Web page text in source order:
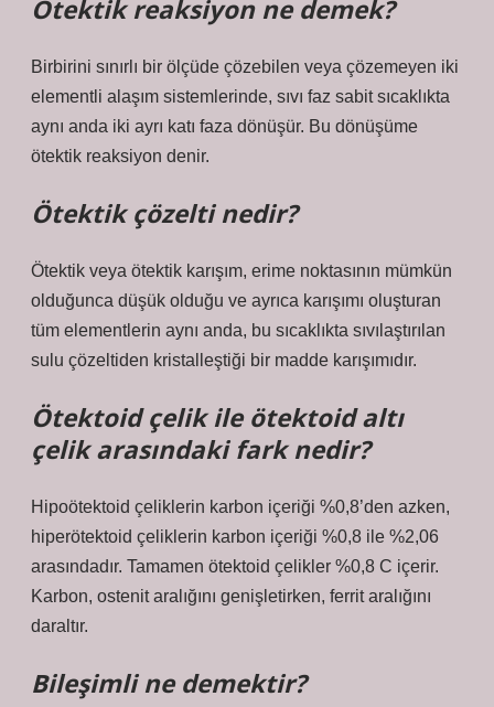
Ötektik reaksiyon ne demek?
Birbirini sınırlı bir ölçüde çözebilen veya çözemeyen iki
elementli alaşım sistemlerinde, sıvı faz sabit sıcaklıkta
aynı anda iki ayrı katı faza dönüşür. Bu dönüşüme
ötektik reaksiyon denir.
Ötektik çözelti nedir?
Ötektik veya ötektik karışım, erime noktasının mümkün
olduğunca düşük olduğu ve ayrıca karışımı oluşturan
tüm elementlerin aynı anda, bu sıcaklıkta sıvılaştırılan
sulu çözeltiden kristalleştiği bir madde karışımıdır.
Ötektoid çelik ile ötektoid altı
çelik arasındaki fark nedir?
Hipoötektoid çeliklerin karbon içeriği %0,8’den azken,
hiperötektoid çeliklerin karbon içeriği %0,8 ile %2,06
arasındadır. Tamamen ötektoid çelikler %0,8 C içerir.
Karbon, ostenit aralığını genişletirken, ferrit aralığını
daraltır.
Bileşimli ne demektir?